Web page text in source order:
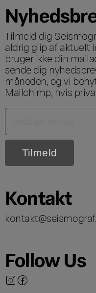
Tilmeld dig
aldrig glip af aktuelt
bruger ikke din
sende dig
måneden, og vi
Mailchimp, hvis
Kontakt
Follow Us